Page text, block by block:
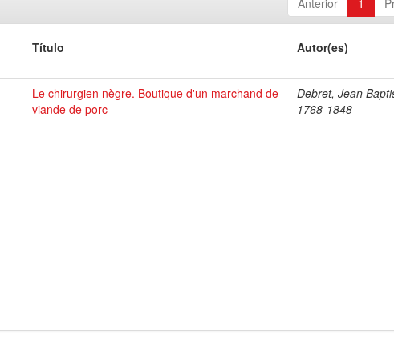
Anterior 1
Título Autor(es)
Le chirurgien nègre. Boutique d'un marchand de
viande de porc
Debret, Jean
1768-1848